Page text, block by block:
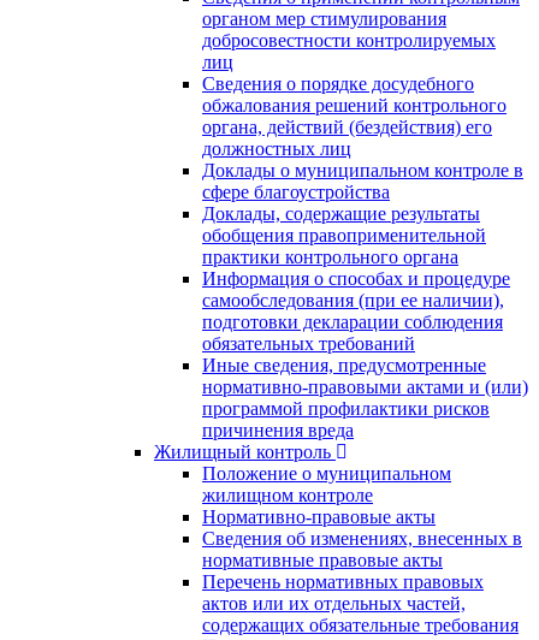
органом мер стимулирования
добросовестности контролируемых
лиц
Сведения о порядке досудебного
обжалования решений контрольного
органа, действий (бездействия) его
должностных лиц
Доклады о муниципальном контроле в
сфере благоустройства
Доклады, содержащие результаты
обобщения правоприменительной
практики контрольного органа
Информация о способах и процедуре
самообследования (при ее наличии),
подготовки декларации соблюдения
обязательных требований
Иные сведения, предусмотренные
нормативно-правовыми актами и (или)
программой профилактики рисков
причинения вреда
Жилищный контроль
Положение о муниципальном
жилищном контроле
Нормативно-правовые акты
Сведения об изменениях, внесенных в
нормативные правовые акты
Перечень нормативных правовых
актов или их отдельных частей,
содержащих обязательные требования